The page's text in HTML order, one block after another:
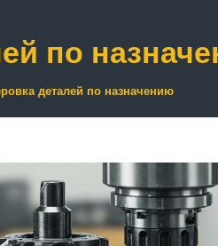
по
деталей по назначению